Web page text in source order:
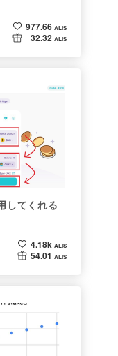
977.66 ALIS
32.32 ALIS
してくれる
4.18k ALIS
54.01 ALIS